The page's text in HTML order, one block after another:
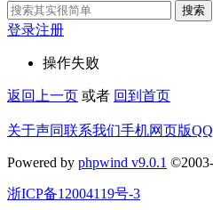
搜索
登录注册
操作失败
返回上一页 或者 回到首页
关于声同联系我们手机网页版
Powered by phpwind v9.0.1
浙ICP备12004119号-3